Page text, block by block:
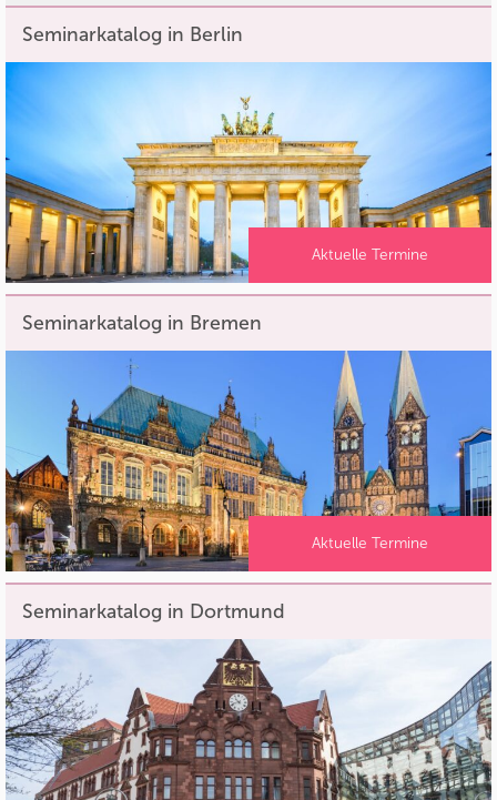
Seminarkatalog in Berlin
Aktuelle Termine
Seminarkatalog in Bremen
Aktuelle Termine
Seminarkatalog in Dortmund